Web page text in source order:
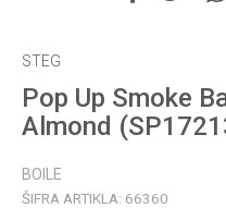
STEG
Pop Up Smoke
Almond
BOILE
ŠIFRA ARTIKLA: 66360